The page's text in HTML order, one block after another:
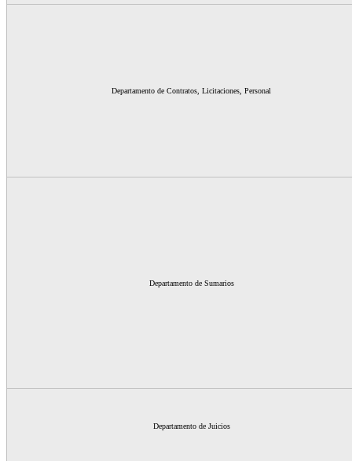
Departamento de Contratos, Licitaciones, Personal
Departamento de Sumarios
Departamento de Juicios